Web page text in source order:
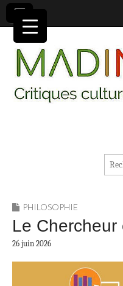
PHILOSOPHIE
Le Chercheur
26 juin 2026